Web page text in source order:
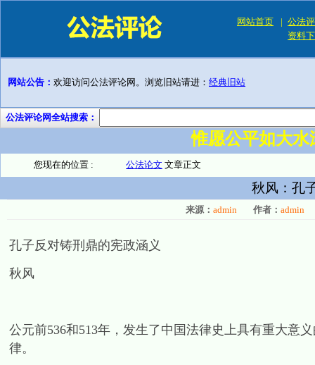
网站首页 | 公法
资料
网站公告： 欢迎访问公法评论网。浏览旧站请进： 经典旧站
公法评论网全站搜索：
惟愿公平如大
您现在的位置 : 公法论文 文章正文
秋风：孔
来源： admin 作者： admin
孔子反对铸刑鼎的宪政涵义
秋风
公元前536和513年，发生了中国法律史上具有重大意
律。